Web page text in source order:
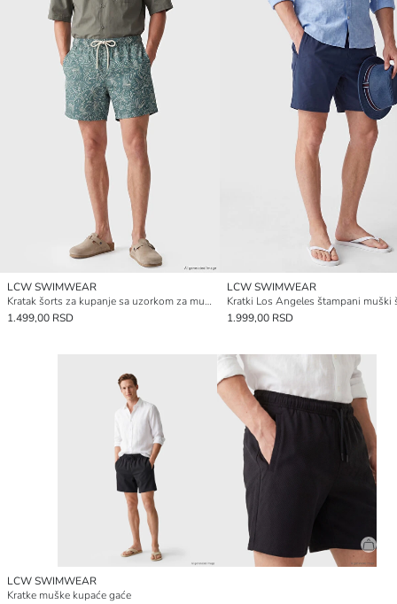
LCW SWIMWEAR
Kratak šorts za kupanje sa uzorkom za muškarce
1.499,00 RSD
LCW SWIMWEAR
1.999,00 RSD
LCW SWIMWEAR
Kratke muške kupaće gaće